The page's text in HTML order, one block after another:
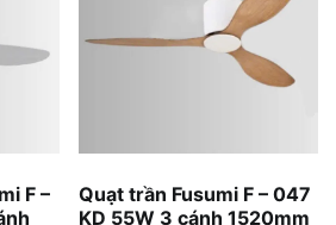
F –
Quạt trần Fusumi F – 047
KD 55W 3 cánh 1520mm